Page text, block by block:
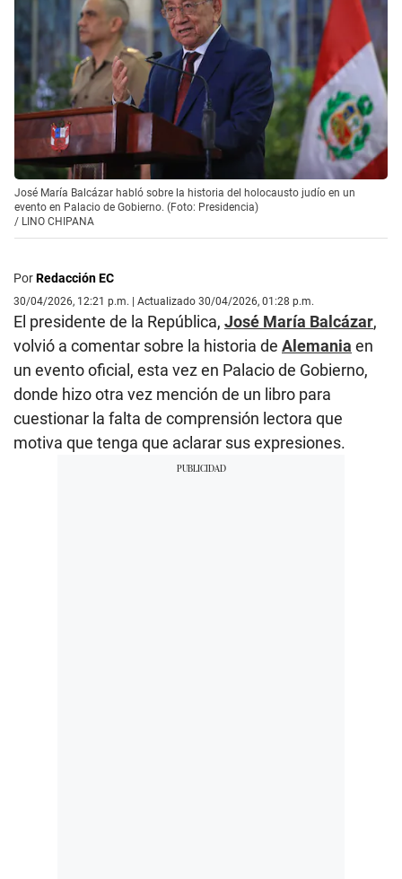
José María Balcázar habló sobre la historia del holocausto judío en un
evento en Palacio de Gobierno. (Foto: Presidencia)
/ LINO CHIPANA
PorRedacción EC
30/04/2026, 12:21 p.m. | Actualizado 30/04/2026, 01:28 p.m.
El presidente de la República, José María Balcázar,
volvió a comentar sobre la historia de Alemania en
un evento oficial, esta vez en Palacio de Gobierno,
donde hizo otra vez mención de un libro para
cuestionar la falta de comprensión lectora que
motiva que tenga que aclarar sus expresiones.